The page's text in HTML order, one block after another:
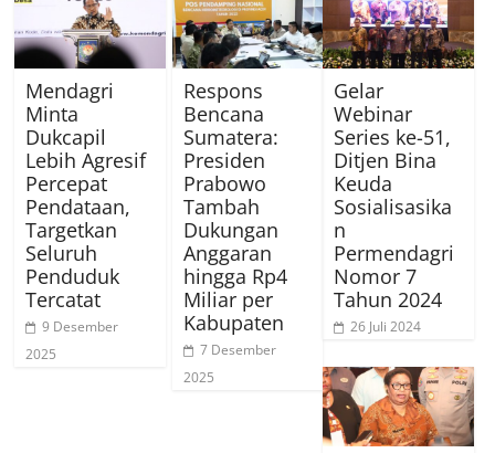
Mendagri
Minta
Dukcapil
Lebih Agresif
Percepat
Pendataan,
Targetkan
Seluruh
Penduduk
Tercatat
9 Desember
2025
Respons
Bencana
Sumatera:
Presiden
Prabowo
Tambah
Dukungan
Anggaran
hingga Rp4
Miliar per
Kabupaten
7 Desember
2025
Gelar
Webinar
Series ke-51,
Ditjen Bina
Keuda
Sosialisasika
n
Permendagri
Nomor 7
Tahun 2024
26 Juli 2024